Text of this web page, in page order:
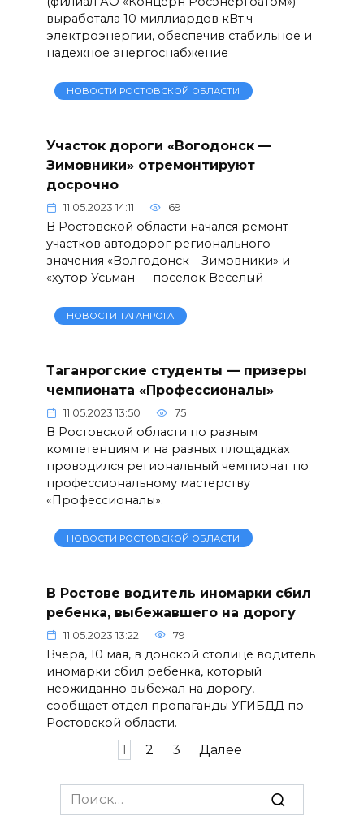
выработала 10 миллиардов кВт.ч
электроэнергии, обеспечив стабильное и
надежное энергоснабжение
НОВОСТИ РОСТОВСКОЙ ОБЛАСТИ
Участок дороги «Вогодонск —
Зимовники» отремонтируют
досрочно
11.05.2023 14:11 69
В Ростовской области начался ремонт
участков автодорог регионального
значения «Волгодонск – Зимовники» и
«хутор Усьман — поселок Веселый —
НОВОСТИ ТАГАНРОГА
Таганрогские студенты — призеры
чемпионата «Профессионалы»
11.05.2023 13:50 75
В Ростовской области по разным
компетенциям и на разных площадках
проводился региональный чемпионат по
профессиональному мастерству
«Профессионалы».
НОВОСТИ РОСТОВСКОЙ ОБЛАСТИ
В Ростове водитель иномарки сбил
ребенка, выбежавшего на дорогу
11.05.2023 13:22 79
Вчера, 10 мая, в донской столице водитель
иномарки сбил ребенка, который
неожиданно выбежал на дорогу,
сообщает отдел пропаганды УГИБДД по
Ростовской области.
1 2 3 Далее
Search
for: